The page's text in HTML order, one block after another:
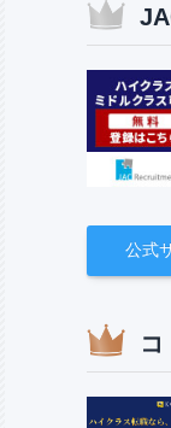
公式
コ